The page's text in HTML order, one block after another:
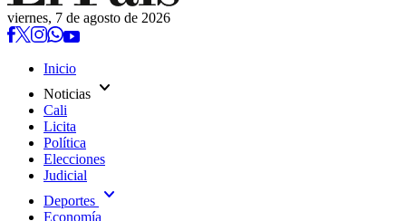
viernes, 7 de agosto de 2026
Inicio
Noticias expand_more
Cali
Licita
Política
Elecciones
Judicial
Deportes expand_more
Economía